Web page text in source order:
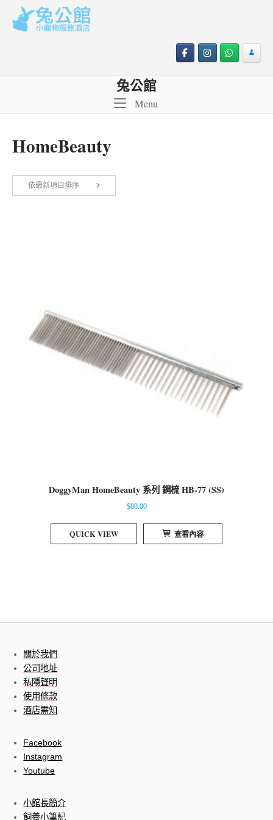
content
兔公館
MenuMenu
HomeBeauty
依最新項目排序
DoggyMan HomeBeauty 系列 鋼梳 HB-77 (SS)
$80.00
QUICK VIEW 查看內容
關於我們
公司地址
私隱聲明
使用條款
酒店需知
Facebook
Instagram
Youtube
小館長簡介
飼養小筆記